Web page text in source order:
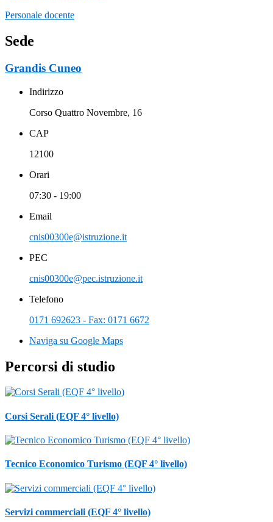
Personale docente
Sede
Grandis Cuneo
Indirizzo
Corso Quattro Novembre, 16
CAP
12100
Orari
07:30 - 19:00
Email
cnis00300e@istruzione.it
PEC
cnis00300e@pec.istruzione.it
Telefono
0171 692623 - Fax: 0171 6672
Naviga su Google Maps
Percorsi di studio
Corsi Serali (EQF 4° livello)
Tecnico Economico Turismo (EQF 4° livello)
Servizi commerciali (EQF 4° livello)